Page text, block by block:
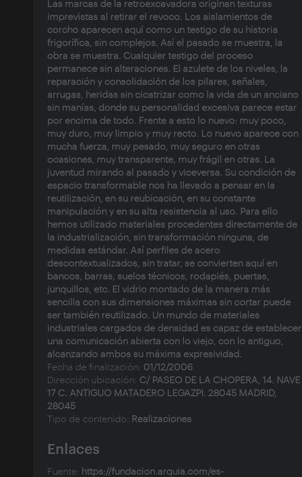
Las marcas de la retroexcavadora originan texturas
imprevistas al retirar el revoco. Los aislamientos de
corcho aparecen aquí como un testigo de su historia
frigorífica, sin complejos. Así el pasado se muestra, la
obra se muestra. Cualquier testigo del proceso
permanece sin alteraciones. El azulete de los niveles, la
reparación y consolidación de los pilares, señales,
arrugas, heridas sin cicatrizar como la vida de un anciano
sin manías, donde su personalidad excesiva parece estar
por encima de todo. Frente a esto lo nuevo: muy poco,
muy duro, muy limpio y muy recto. Lo nuevo aparece con
mucha fuerza, muy pesado, muy seguro en otras
ocasiones, muy transparente, muy frágil en otras. La
juventud mirando al pasado y viceversa. Su condición de
espacio transformable nos ha llevado a pensar en la
reutilización, en su reubicación, en su constante
manipulación y en su alta resistencia al uso. Para ello
hemos utilizado materiales procedentes directamente de
la industrialización, sin transformación ninguna, de
medidas estándar. Así perfiles de acero
descontextualizados, sin tratar, se convierten aquí en
bancos, barras, suelos técnicos, rodapiés, puertas,
junquillos, etc. El vidrio montado de la manera más
sencilla con sus dimensiones máximas sin cortar puede
ser también reutilizado. Un mundo de materiales
industriales cargados de densidad es capaz de establecer
una comunicación abierta con lo viejo, con lo antiguo,
alcanzando ambos su máxima expresividad.
Fecha de finalización: 01/12/2006
Dirección ubicación: C/ PASEO DE LA CHOPERA, 14. NAVE
17 C. ANTIGUO MATADERO LEGAZPI. 28045 MADRID,
28045
Tipo de contenido: Realizaciones
Enlaces
Fuente: https://fundacion.arquia.com/es-